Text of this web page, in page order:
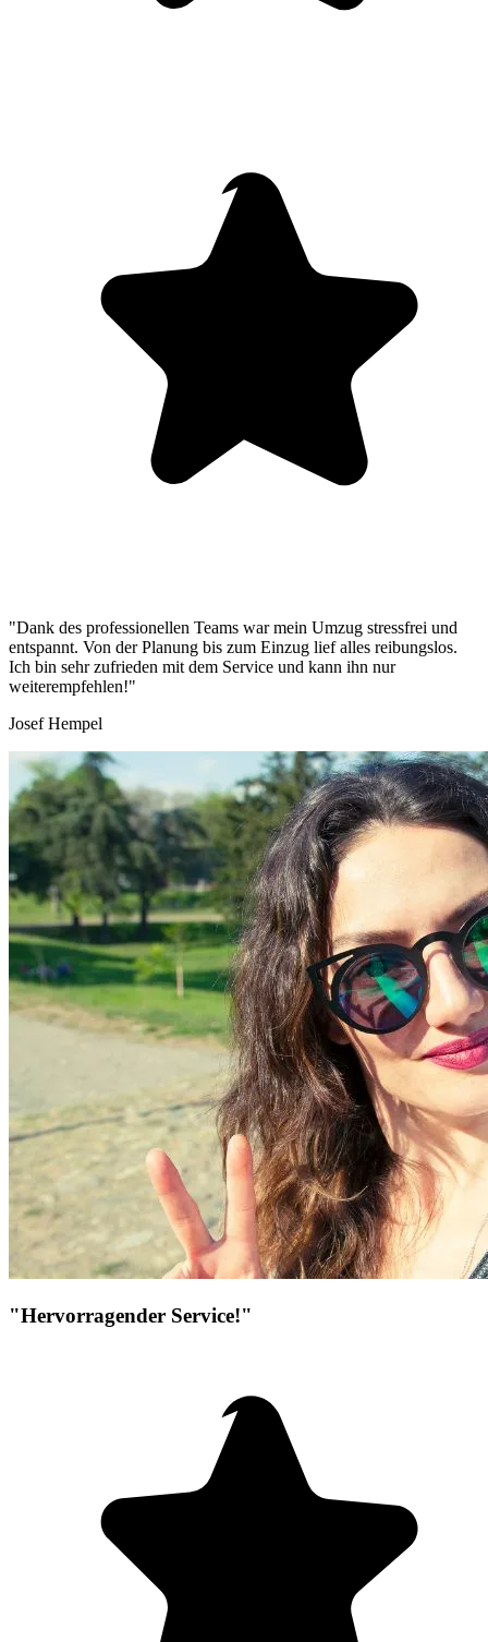
"Dank des professionellen Teams war mein Umzug stressfrei und
entspannt. Von der Planung bis zum Einzug lief alles reibungslos.
Ich bin sehr zufrieden mit dem Service und kann ihn nur
weiterempfehlen!"
Josef Hempel
"Hervorragender Service!"